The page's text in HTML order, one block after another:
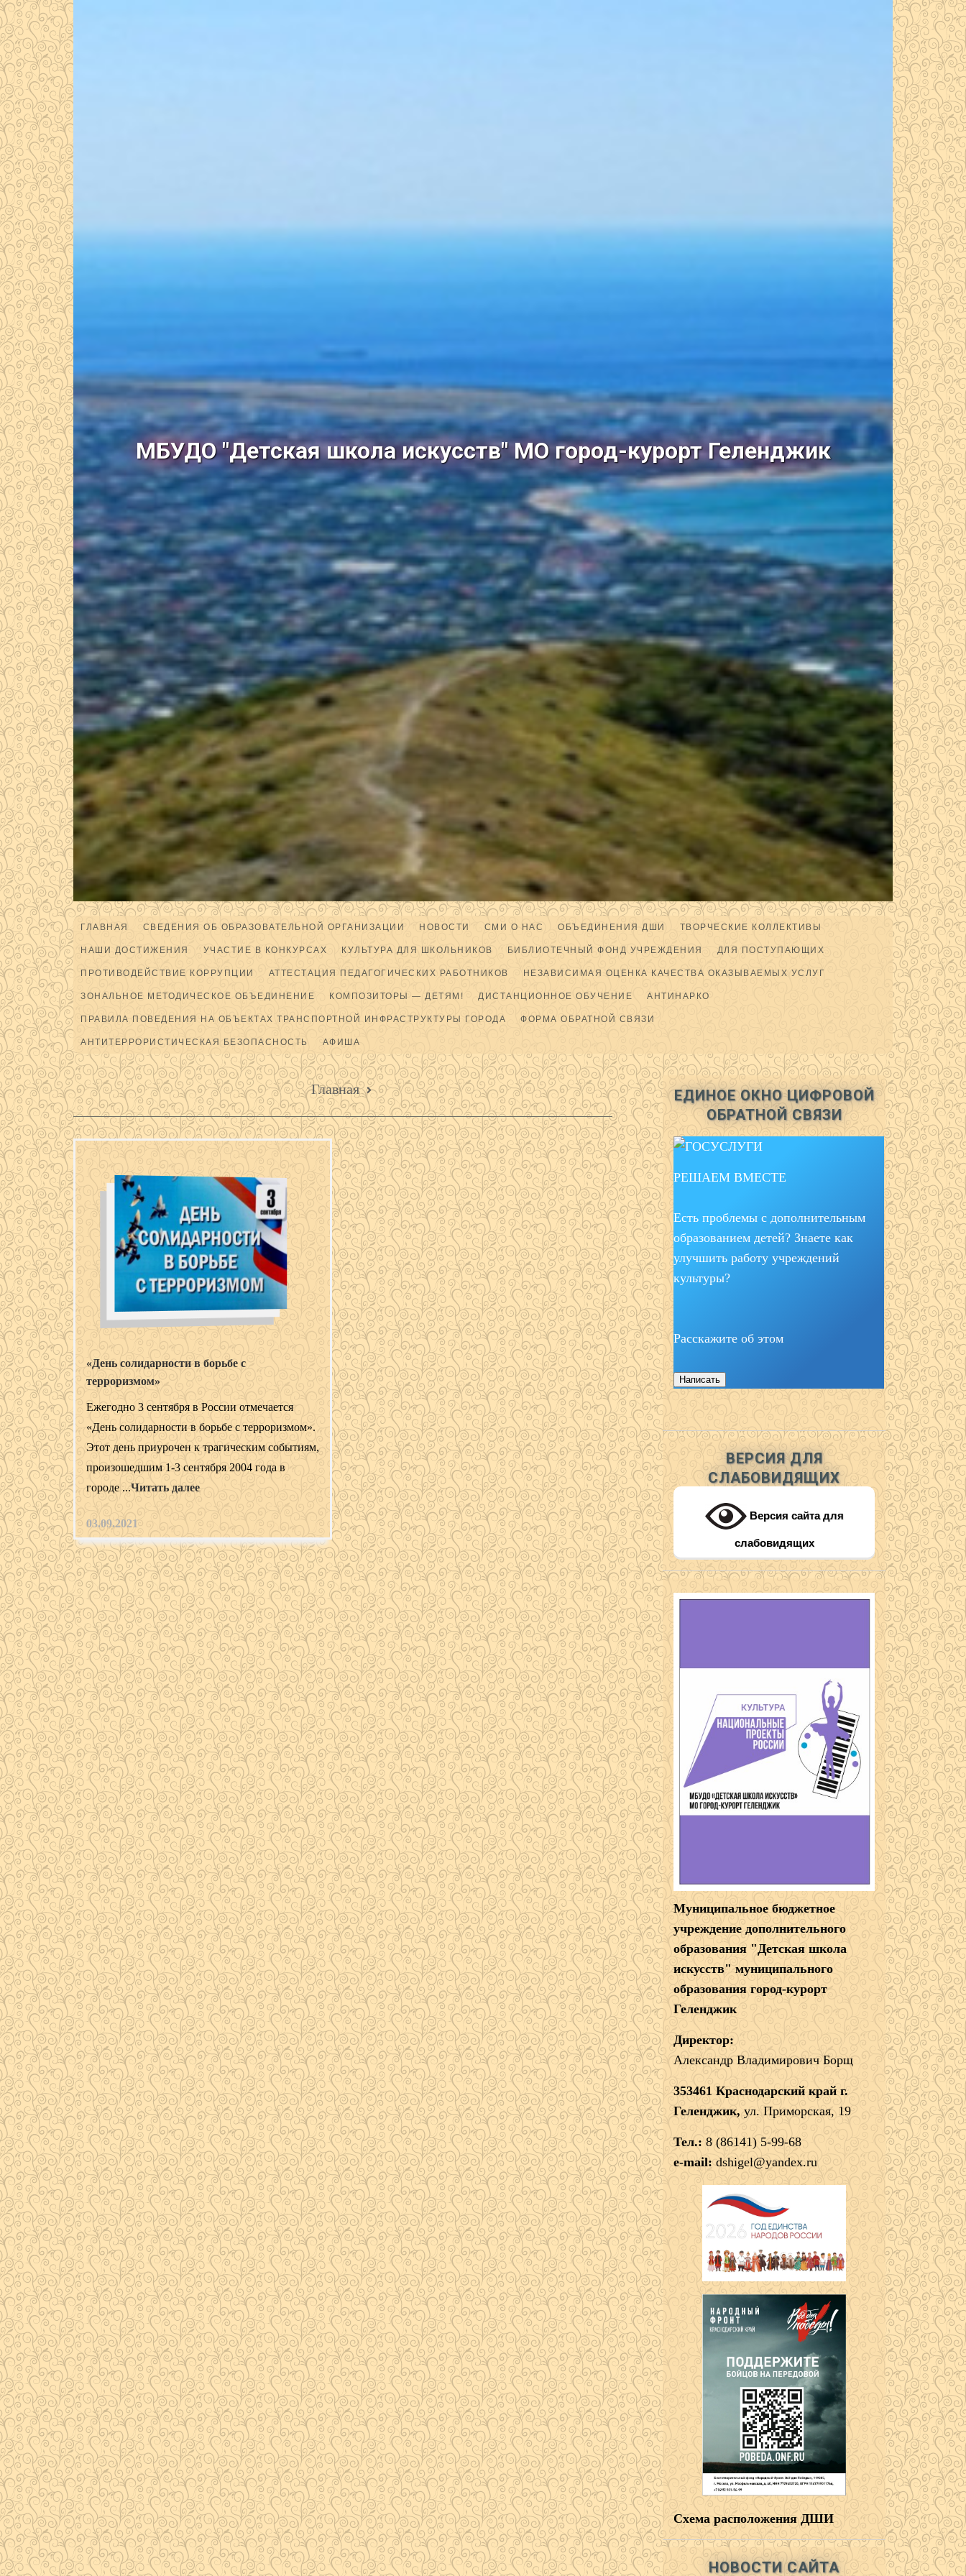
МБУДО "Детская школа искусств" МО город-курорт Геленджик
ГЛАВНАЯ СВЕДЕНИЯ ОБ ОБРАЗОВАТЕЛЬНОЙ ОРГАНИЗАЦИИ НОВОСТИ СМИ О НАС ОБЪЕДИНЕНИЯ ДШИ ТВОРЧЕСКИЕ КОЛЛЕКТИВЫ
НАШИ ДОСТИЖЕНИЯ УЧАСТИЕ В КОНКУРСАХ КУЛЬТУРА ДЛЯ ШКОЛЬНИКОВ БИБЛИОТЕЧНЫЙ ФОНД УЧРЕЖДЕНИЯ ДЛЯ ПОСТУПАЮЩИХ
ПРОТИВОДЕЙСТВИЕ КОРРУПЦИИ АТТЕСТАЦИЯ ПЕДАГОГИЧЕСКИХ РАБОТНИКОВ НЕЗАВИСИМАЯ ОЦЕНКА КАЧЕСТВА ОКАЗЫВАЕМЫХ УСЛУГ
ЗОНАЛЬНОЕ МЕТОДИЧЕСКОЕ ОБЪЕДИНЕНИЕ КОМПОЗИТОРЫ — ДЕТЯМ! ДИСТАНЦИОННОЕ ОБУЧЕНИЕ АНТИНАРКО
ПРАВИЛА ПОВЕДЕНИЯ НА ОБЪЕКТАХ ТРАНСПОРТНОЙ ИНФРАСТРУКТУРЫ ГОРОДА ФОРМА ОБРАТНОЙ СВЯЗИ
АНТИТЕРРОРИСТИЧЕСКАЯ БЕЗОПАСНОСТЬ АФИША
Главная
«День солидарности в борьбе с
терроризмом»
Ежегодно 3 сентября в России отмечается
«День солидарности в борьбе с терроризмом».
Этот день приурочен к трагическим событиям,
произошедшим 1-3 сентября 2004 года в
городе ...Читать далее
03.09.2021
ЕДИНОЕ ОКНО ЦИФРОВОЙ
ОБРАТНОЙ СВЯЗИ
РЕШАЕМ ВМЕСТЕ
Есть проблемы с дополнительным
образованием детей? Знаете как
улучшить работу учреждений
культуры?
Расскажите об этом
Написать
ВЕРСИЯ ДЛЯ
СЛАБОВИДЯЩИХ
Версия сайта для
слабовидящих
Муниципальное бюджетное
учреждение дополнительного
образования "Детская школа
искусств" муниципального
образования город-курорт
Геленджик
Директор:
Александр Владимирович Борщ
353461 Краснодарский край г.
Геленджик, ул. Приморская, 19
Тел.: 8 (86141) 5-99-68
e-mail: dshigel@yandex.ru
Схема расположения ДШИ
НОВОСТИ САЙТА